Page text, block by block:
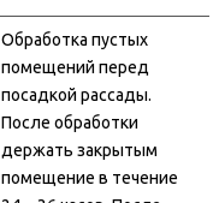
Обработка пустых
помещений перед
посадкой рассады.
После обработки
держать закрытым
помещение в течение